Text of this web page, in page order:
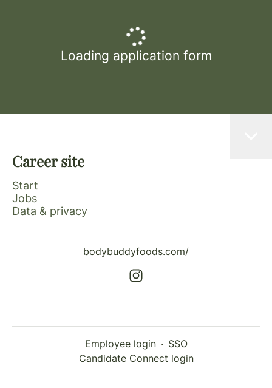
Loading application form
Career site
Start
Jobs
Data & privacy
bodybuddyfoods.com/
Employee login · SSO
Candidate Connect login